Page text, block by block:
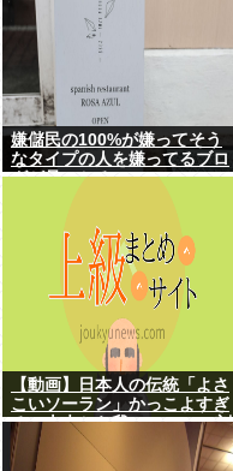
嫌儲民の100%が嫌ってそう
なタイプの人を嫌ってるブロ
グが見つかる
【動画】日本人の伝統「よさ
こいソーラン」かっこよすぎ
る。古来から我々のDNAに刻
まれた踊り